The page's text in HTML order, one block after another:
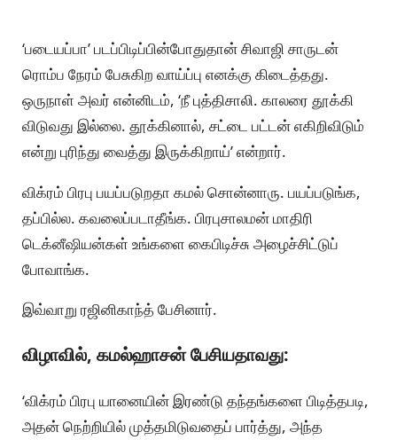
‘படையப்பா’ படப்பிடிப்பின்போதுதான் சிவாஜி சாருடன்
ரொம்ப நேரம் பேசுகிற வாய்ப்பு எனக்கு கிடைத்தது.
ஒருநாள் அவர் என்னிடம், ‘நீ புத்திசாலி. காலரை தூக்கி
விடுவது இல்லை. தூக்கினால், சட்டை பட்டன் எகிறிவிடும்
என்று புரிந்து வைத்து இருக்கிறாய்’ என்றார்.
விக்ரம் பிரபு பயப்படுறதா கமல் சொன்னாரு. பயப்படுங்க,
தப்பில்ல. கவலைப்படாதீங்க. பிரபுசாலமன் மாதிரி
டெக்னீஷியன்கள் உங்களை கைபிடிச்சு அழைச்சிட்டுப்
போவாங்க.
இவ்வாறு ரஜினிகாந்த் பேசினார்.
விழாவில், கமல்ஹாசன் பேசியதாவது:
‘விக்ரம் பிரபு யானையின் இரண்டு தந்தங்களை பிடித்தபடி,
அதன் நெற்றியில் முத்தமிடுவதைப் பார்த்து, அந்த